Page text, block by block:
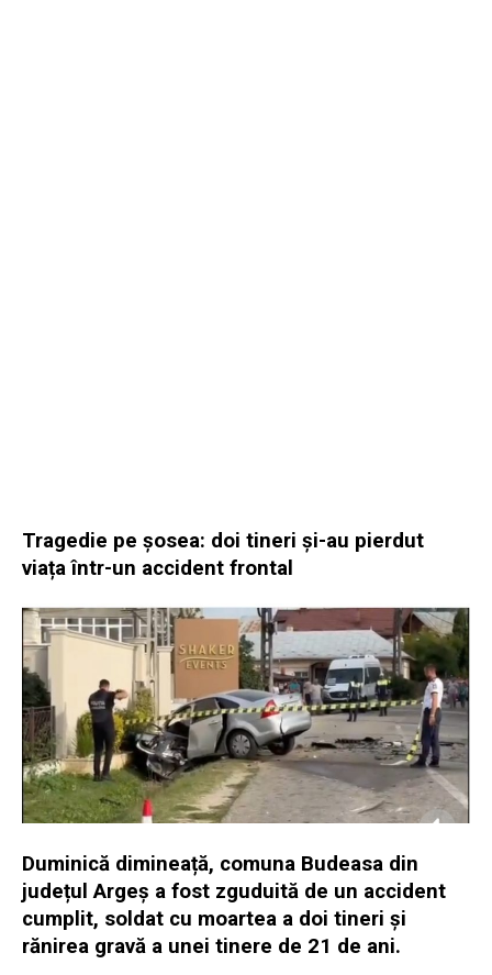
Tragedie pe șosea: doi tineri și-au pierdut
viața într-un accident frontal
Duminică dimineață, comuna Budeasa din
județul Argeș a fost zguduită de un accident
cumplit, soldat cu moartea a doi tineri și
rănirea gravă a unei tinere de 21 de ani.